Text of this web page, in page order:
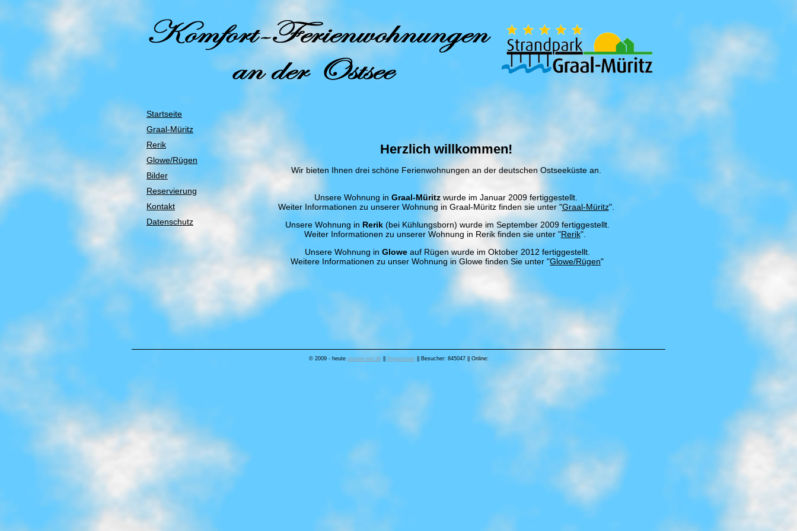
Startseite
Graal-Müritz
Rerik
Glowe/Rügen
Bilder
Reservierung
Kontakt
Datenschutz
Herzlich willkommen!
Wir bieten Ihnen drei schöne Ferienwohnungen an der deutschen Ostseeküste an.
Unsere Wohnung in Graal-Müritz wurde im Januar 2009 fertiggestellt.
Weiter Informationen zu unserer Wohnung in Graal-Müritz finden sie unter "Graal-Müritz".
Unsere Wohnung in Rerik(bei Kühlungsborn) wurde im September 2009 fertiggestellt.
Weiter Informationen zu unserer Wohnung in Rerik finden sie unter "Rerik".
Unsere Wohnung in Gloweauf Rügen wurde im Oktober 2012 fertiggestellt.
Weitere Informationen zu unser Wohnung in Glowe finden Sie unter "Glowe/Rügen"
© 2009 - heute ostsee-ost.de|| Impressum || Besucher: 845047 || Online: